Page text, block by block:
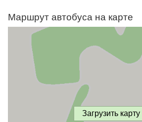
Маршрут автобуса на карте
Загрузить карту